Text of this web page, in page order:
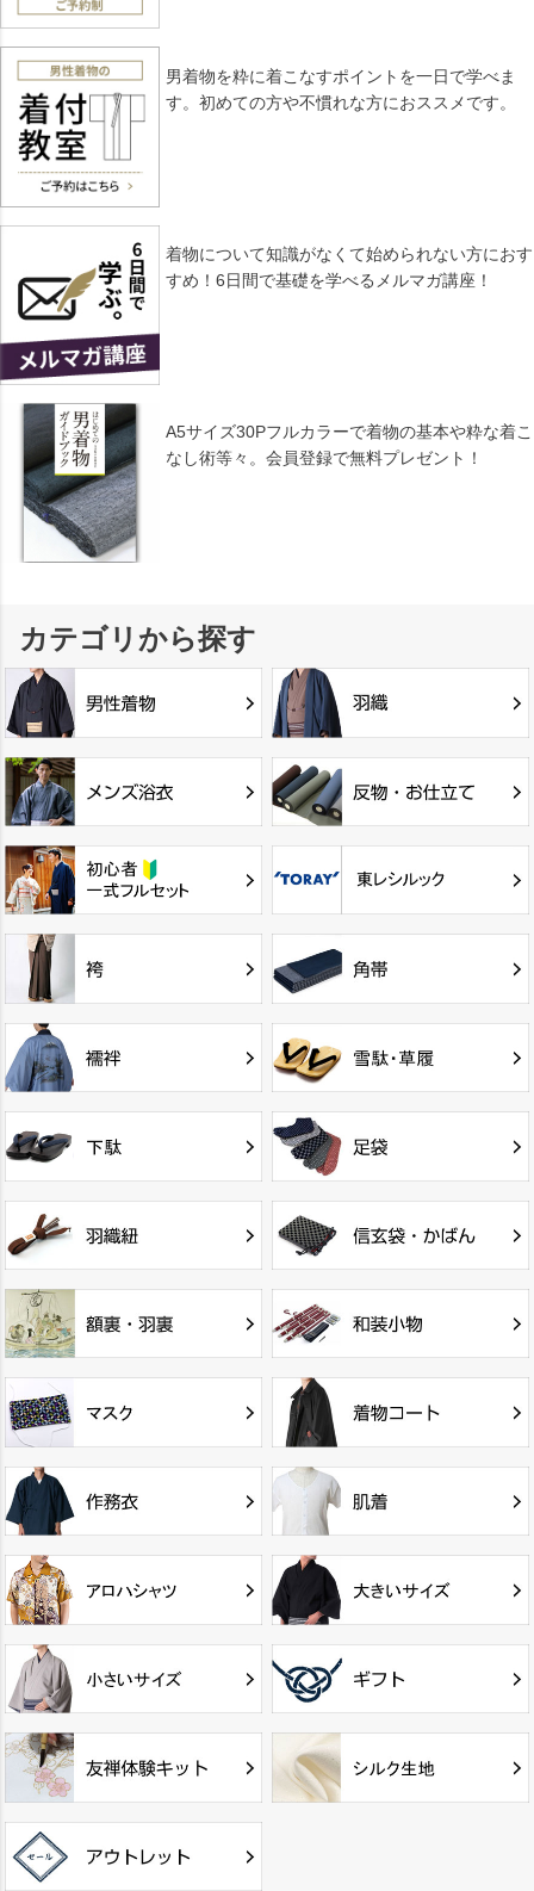
男着物を粋に着こなすポイントを一日で学べま
す。初めての方や不慣れな方におススメです。
着物について知識がなくて始められない方におす
すめ！6日間で基礎を学べるメルマガ講座！
A5サイズ30Pフルカラーで着物の基本や粋な着こ
なし術等々。会員登録で無料プレゼント！
カテゴリから探す